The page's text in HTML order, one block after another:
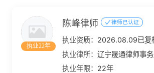
执业22年
陈峰律师 律师已认证
执业资质： 2026.08.09已复
执业律所：辽宁晟通律师事
执业年限： 22年